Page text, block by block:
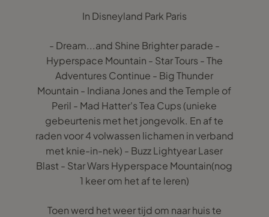
In Disneyland Park Paris
- Dream...and Shine Brighter parade -
Hyperspace Mountain - Star Tours - The
Adventures Continue - Big Thunder
Mountain - Indiana Jones and the Temple of
Peril - Mad Hatter's Tea Cups (unieke
gebeurtenis met het jongevolk. En af te
raden voor 4 volwassen lichamen in verband
met knie-in-nek) - Buzz Lightyear Laser
Blast - Star Wars Hyperspace Mountain(nog
1 keer om het af te leren)
Toen werd het weer tijd om naar huis te